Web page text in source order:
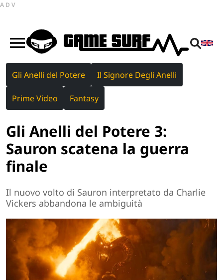
ADV
Gli Anelli del Potere Il Signore Degli Anelli
Prime Video Fantasy
Gli Anelli del Potere 3:
Sauron scatena la guerra
finale
Il nuovo volto di Sauron interpretato da Charlie
Vickers abbandona le ambiguità